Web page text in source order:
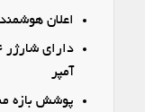
اعلان
آمپر
پوشش بازه